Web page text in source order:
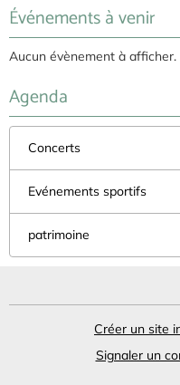
Événements à venir
Aucun évènement à afficher.
Agenda
Concerts
Evénements sportifs
patrimoine
Créer un site
Signaler un